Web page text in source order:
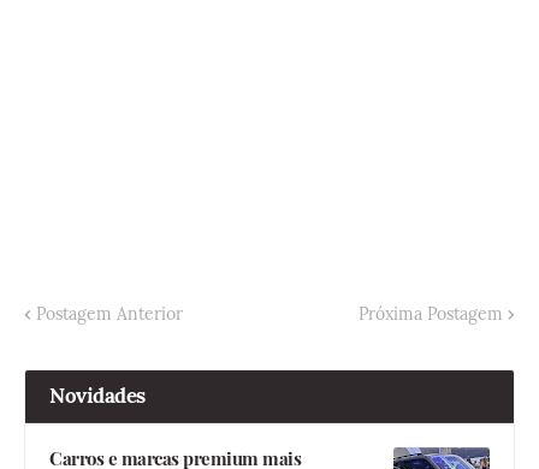
Postagem Anterior Próxima Postagem
Novidades
Carros e marcas premium mais